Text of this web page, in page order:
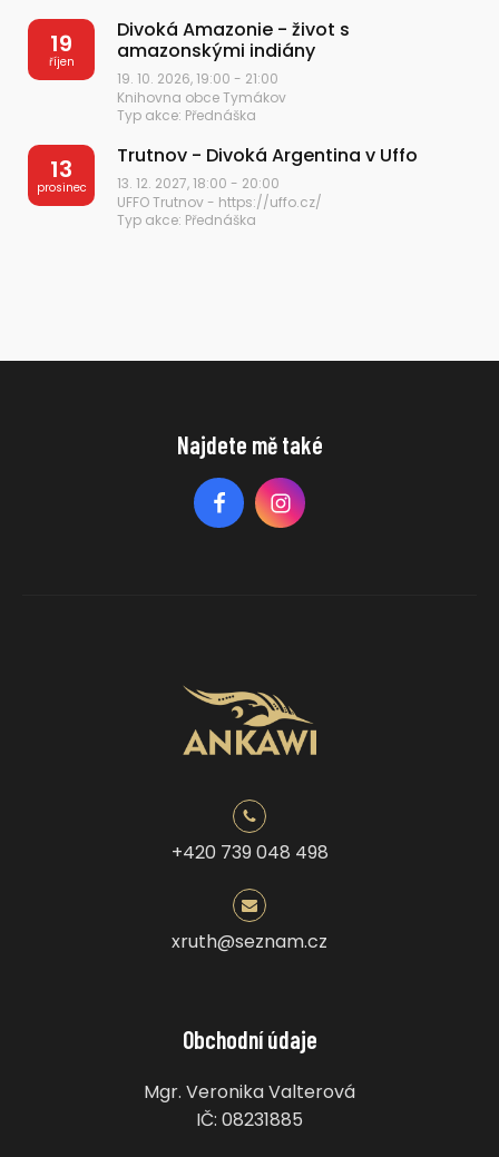
19
říjen
Divoká Amazonie - život s
amazonskými indiány
19. 10. 2026, 19:00 - 21:00
Knihovna obce Tymákov
Typ akce: Přednáška
13
prosinec
Trutnov - Divoká Argentina v Uffo
13. 12. 2027, 18:00 - 20:00
UFFO Trutnov - https://uffo.cz/
Typ akce: Přednáška
Najdete mě také
+420 739 048 498
xruth@seznam.cz
Obchodní údaje
Mgr. Veronika Valterová
IČ: 08231885